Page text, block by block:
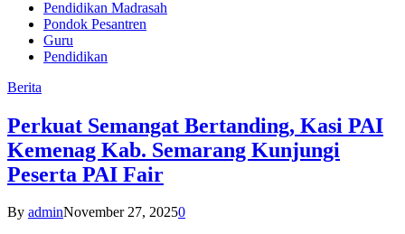
Pendidikan Madrasah
Pondok Pesantren
Guru
Pendidikan
Berita
Perkuat Semangat Bertanding, Kasi PAI
Kemenag Kab. Semarang Kunjungi
Peserta PAI Fair
By adminNovember 27, 20250